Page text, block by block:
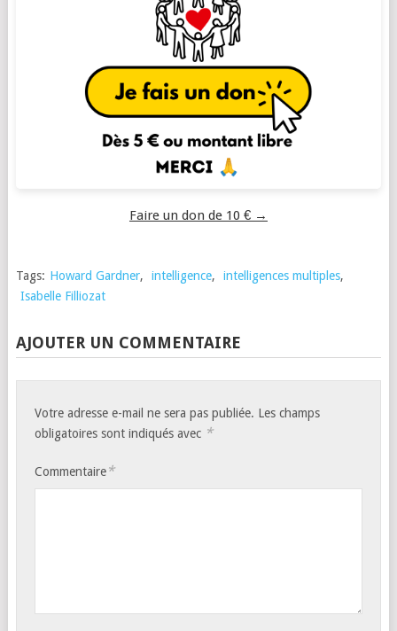
Faire un don de 10 € →
Tags: Howard Gardner, intelligence, intelligences multiples,
Isabelle Filliozat
AJOUTER UN COMMENTAIRE
Votre adresse e-mail ne sera pas publiée. Les champs
obligatoires sont indiqués avec *
Commentaire*